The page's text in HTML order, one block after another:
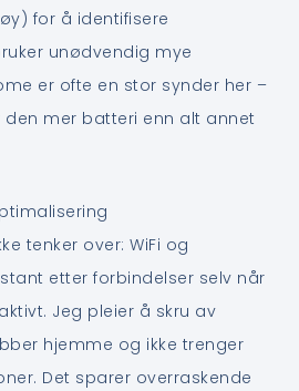
for å identifisere
unødvendig mye
er ofte en stor synder her –
mer batteri enn alt annet
tenker over: WiFi og
etter forbindelser selv når
Jeg pleier å skru av
hjemme og ikke trenger
Det sparer overraskende